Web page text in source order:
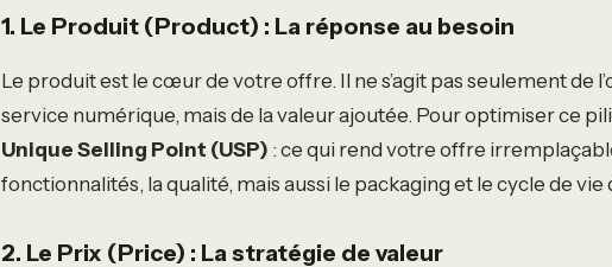
1. Le Produit (Product) : La réponse au besoin
Le produit est le cœur de votre offre. Il ne s’agit pas seulement de
service numérique, mais de la valeur ajoutée. Pour optimiser ce
Unique Selling Point (USP) : ce qui rend votre offre
fonctionnalités, la qualité, mais aussi le packaging et le cycle de vie
2. Le Prix (Price) : La stratégie de valeur